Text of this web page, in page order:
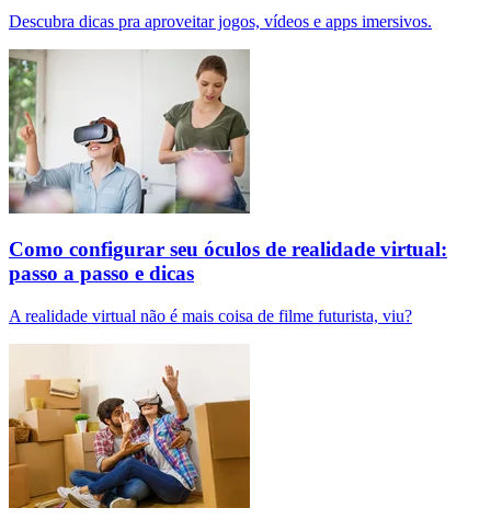
Descubra dicas pra aproveitar jogos, vídeos e apps imersivos.
Como configurar seu óculos de realidade virtual:
passo a passo e dicas
A realidade virtual não é mais coisa de filme futurista, viu?